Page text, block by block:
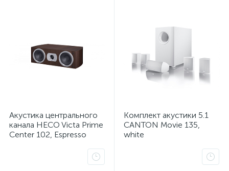
Акустика центрального
канала HECO Victa Prime
Center 102, Espresso
Комплект акустики 5.1
CANTON Movie 135,
white